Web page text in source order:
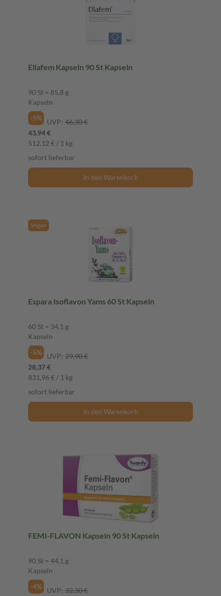
Ellafem Kapseln 90 St Kapseln
90 St = 85,8 g
Kapseln
-5%
UVP: 46,30 €
43,94 €
512,12 € / 1 kg
sofort lieferbar
In den Warenkorb
Vegan
Espara Isoflavon Yams 60 St Kapseln
60 St = 34,1 g
Kapseln
-5%
UVP: 29,90 €
28,37 €
831,96 € / 1 kg
sofort lieferbar
In den Warenkorb
FEMI-FLAVON Kapseln 90 St Kapseln
90 St = 44,1 g
Kapseln
-4%
UVP: 32,30 €